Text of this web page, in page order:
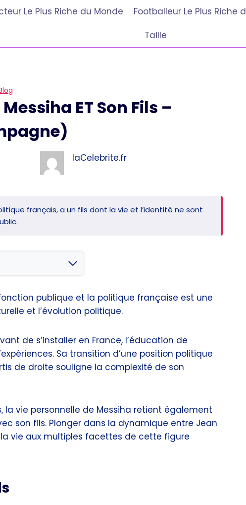
Le Plus Riche du Monde Footballeur Le Plus Riche
Taille
ET Son Fils –
laCelebrite.fr
français, a un fils dont la vie et l’identité ne sont
publique et la politique française est une
et l’évolution politique.
de s’installer en France, l’éducation de
Sa transition d’une position politique
de droite souligne la complexité de son
la vie personnelle de Messiha retient également
son fils. Plonger dans la dynamique entre Jean
vie aux multiples facettes de cette figure